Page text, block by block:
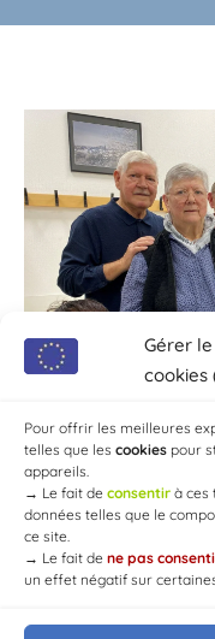
Gérer
cookies
Pour offrir les meilleures
telles que les cookies pour
appareils.
→ Le fait de consentir à ces
données telles que le
ce site.
→ Le fait de ne pas
un effet négatif sur